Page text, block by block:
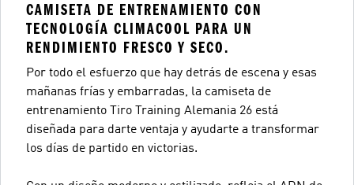
CAMISETA DE ENTRENAMIENTO CON
TECNOLOGÍA CLIMACOOL PARA UN
RENDIMIENTO FRESCO Y SECO.
Por todo el esfuerzo que hay detrás de escena y esas
mañanas frías y embarradas, la camiseta de
entrenamiento Tiro Training Alemania 26 está
diseñada para darte ventaja y ayudarte a transformar
los días de partido en victorias.